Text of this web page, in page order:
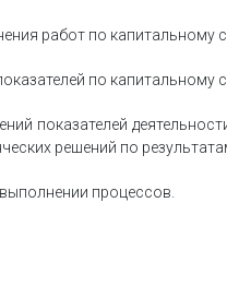
работ по капитальному
по капитальному
показателей
решений по
процессов.